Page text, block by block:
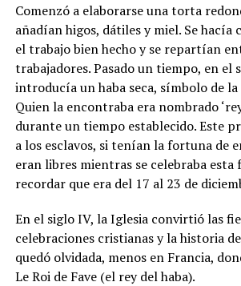
Comenzó a elaborarse una torta
añadían higos, dátiles y miel. Se
el trabajo bien hecho y se repartían
trabajadores. Pasado un tiempo, en el
introducía un haba seca, símbolo de
Quien la encontraba era nombrado
durante un tiempo establecido. Este
a los esclavos, si tenían la fortuna de
eran libres mientras se celebraba esta
recordar que era del 17 al 23 de
En el siglo IV, la Iglesia convirtió las
celebraciones cristianas y la historia
quedó olvidada, menos en Francia,
Le Roi de Fave (el rey del haba).